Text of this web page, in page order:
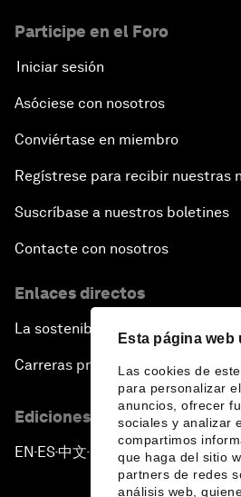
Esta página
Las cookies de
para personalizar
anuncios, ofrecer
sociales y analizar
compartimos
que haga del sitio
partners de redes
análisis web,
Participe en el Foro
Iniciar sesión
Asóciese con nosotros
Conviértase en miembro
Regístrese para recibir nuestras
Suscríbase a nuestros boletines
Contacte con nosotros
Enlaces directos
La sostenibilidad en el Foro
Carreras profesionales
Ediciones en otros idiomas
EN ▪ES▪中文▪ 日本語